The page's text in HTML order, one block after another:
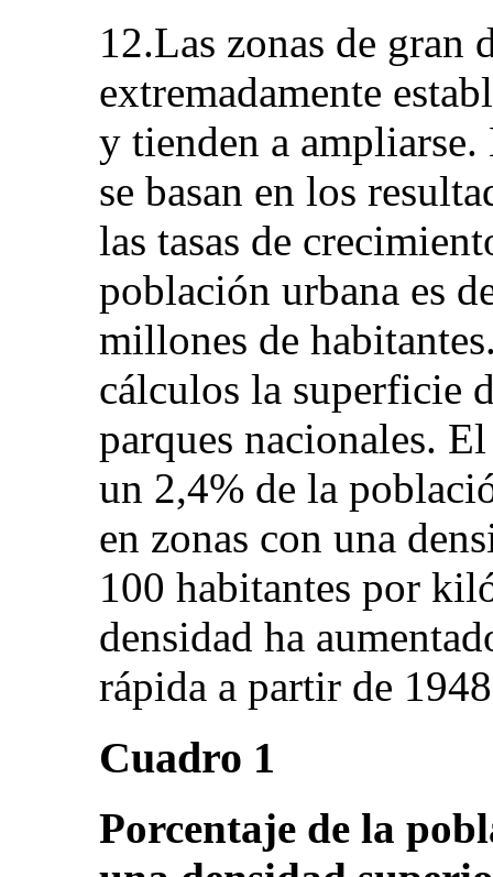
12.Las zonas de gran
extremadamente
y tienden a ampliarse.
se basan en los
las tasas de
población urbana es
millones de
cálculos la superficie
parques nacionales.
un 2,4% de la
en zonas con una
100 habitantes por
densidad ha
rápida a partir de
Cuadro 1
Porcentaje de la